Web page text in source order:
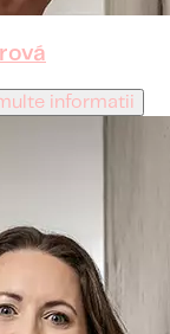
informatii